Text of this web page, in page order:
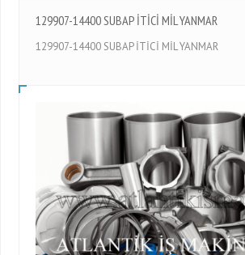
129907-14400 SUBAP İTİCİ MİL YANMAR
129907-14400 SUBAP İTİCİ MİL YANMAR